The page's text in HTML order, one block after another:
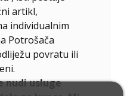
artikl,
individualnim
Potrošača
povratu ili
nudi usluge